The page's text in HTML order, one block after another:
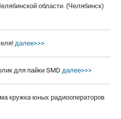
области. (Челябинск)
далее>>>
для пайки SMD далее>>>
кружка юных радиооператоров